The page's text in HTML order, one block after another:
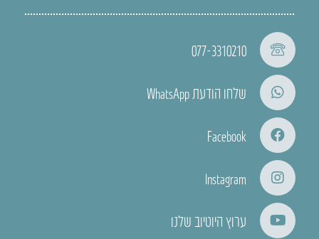
077-3310210
שלחו הודעת WhatsApp
Facebook
Instagram
ערוץ היוטיוב שלנו